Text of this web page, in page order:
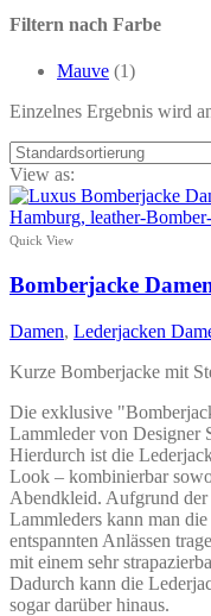
Filtern nach Farbe
Mauve (1)
Einzelnes Ergebnis wird
View as:
Quick View
Bomberjacke
Damen, Lederjacken
Kurze Bomberjacke mit
Die exklusive
Lammleder von Designer
Hierdurch ist die
Look – kombinierbar
Abendkleid. Aufgrund der
Lammleders kann man
entspannten Anlässen
mit einem sehr
Dadurch kann die
sogar darüber hinaus.